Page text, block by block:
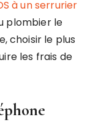
à un serrurier
plombier le
choisir le plus
les frais de